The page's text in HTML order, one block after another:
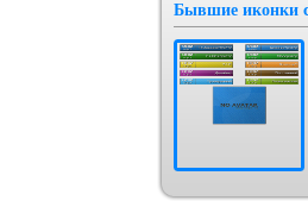
Бывшие иконки